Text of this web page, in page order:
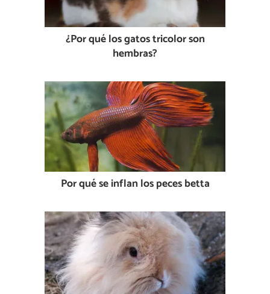
¿Por qué los gatos tricolor son
hembras?
Por qué se inflan los peces betta